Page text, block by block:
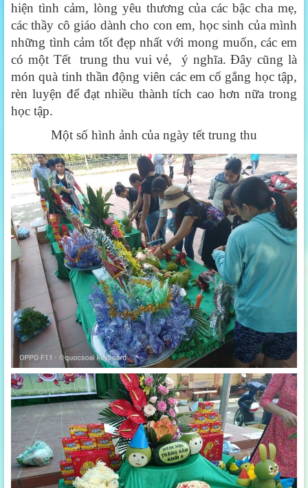
hiện tình cảm, lòng yêu thương của các bậc cha mẹ,
các thầy cô giáo dành cho con em, học sinh của mình
những tình cảm tốt đẹp nhất với mong muốn, các em
có một Tết trung thu vui vẻ, ý nghĩa. Đây cũng là
món quà tinh thần động viên các em cố gắng học tập,
rèn luyện để đạt nhiều thành tích cao hơn nữa trong
học tập.
Một số hình ảnh của ngày tết trung thu